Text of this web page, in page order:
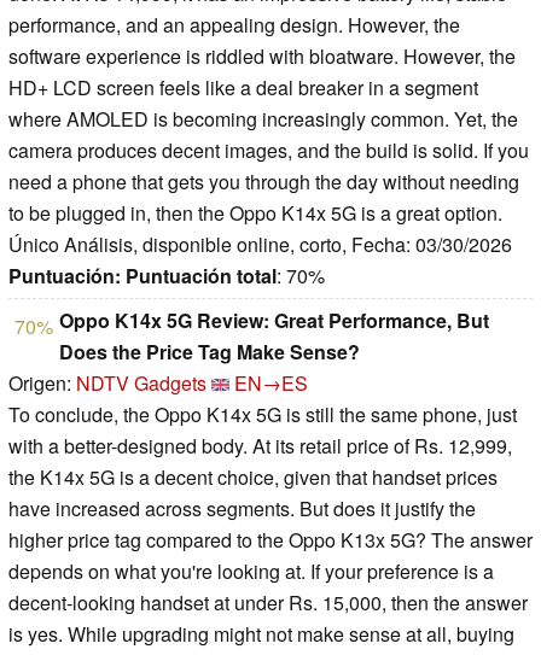
performance, and an appealing design. However, the
software experience is riddled with bloatware. However, the
HD+ LCD screen feels like a deal breaker in a segment
where AMOLED is becoming increasingly common. Yet, the
camera produces decent images, and the build is solid. If you
need a phone that gets you through the day without needing
to be plugged in, then the Oppo K14x 5G is a great option.
Único Análisis, disponible online, corto, Fecha: 03/30/2026
Puntuación: Puntuación total: 70%
70% Oppo K14x 5G Review: Great Performance, But
Does the Price Tag Make Sense?
Origen: NDTV Gadgets
EN→ES
To conclude, the Oppo K14x 5G is still the same phone, just
with a better-designed body. At its retail price of Rs. 12,999,
the K14x 5G is a decent choice, given that handset prices
have increased across segments. But does it justify the
higher price tag compared to the Oppo K13x 5G? The answer
depends on what you're looking at. If your preference is a
decent-looking handset at under Rs. 15,000, then the answer
is yes. While upgrading might not make sense at all, buying